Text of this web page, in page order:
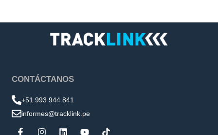
CONTÁCTANOS
+51 993 944 841
informes@tracklink.pe